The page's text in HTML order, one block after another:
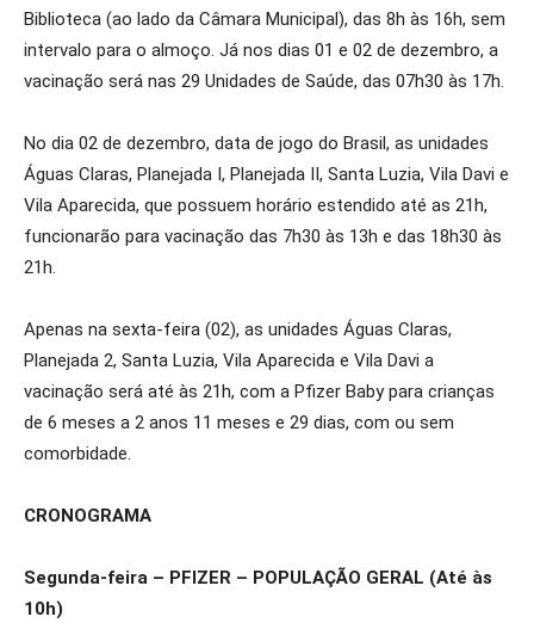
Biblioteca (ao lado da Câmara Municipal), das 8h às 16h, sem
intervalo para o almoço. Já nos dias 01 e 02 de dezembro, a
vacinação será nas 29 Unidades de Saúde, das 07h30 às 17h.
No dia 02 de dezembro, data de jogo do Brasil, as unidades
Águas Claras, Planejada I, Planejada II, Santa Luzia, Vila Davi e
Vila Aparecida, que possuem horário estendido até as 21h,
funcionarão para vacinação das 7h30 às 13h e das 18h30 às
21h.
Apenas na sexta-feira (02), as unidades Águas Claras,
Planejada 2, Santa Luzia, Vila Aparecida e Vila Davi a
vacinação será até às 21h, com a Pfizer Baby para crianças
de 6 meses a 2 anos 11 meses e 29 dias, com ou sem
comorbidade.
CRONOGRAMA
Segunda-feira – PFIZER – POPULAÇÃO GERAL (Até às
10h)